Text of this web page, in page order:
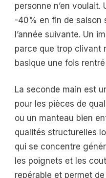
personne n’en voulait.
-40% en fin de saison
l’année suivante. Un
parce que trop clivant
basique une fois
La seconde main est
pour les pièces de
ou un manteau bien
qualités structurelles
qui se concentre
les poignets et les
repérable et permet